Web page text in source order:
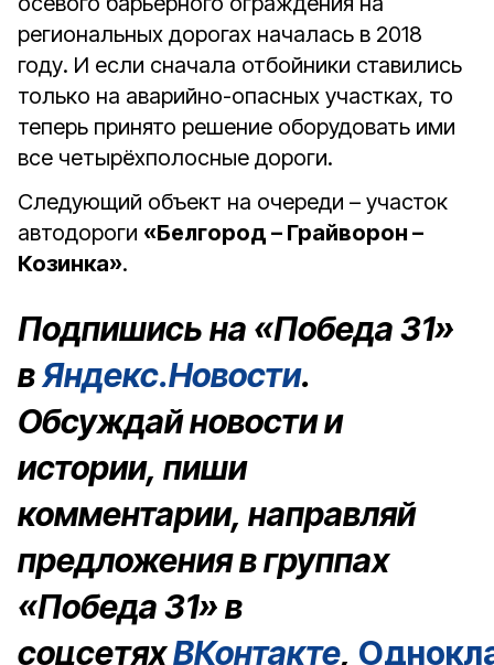
региональных дорогах началась в 2018
году. И если сначала отбойники ставились
только на аварийно-опасных участках, то
теперь принято решение оборудовать ими
все четырёхполосные дороги.
Следующий объект на очереди – участок
автодороги «Белгород – Грайворон –
Козинка».
Подпишись на «Победа 31»
вЯндекс.Новости.
Обсуждай новости и
истории, пиши
комментарии, направляй
предложения в группах
«Победа 31» в
соцсетяхВКонтакте,